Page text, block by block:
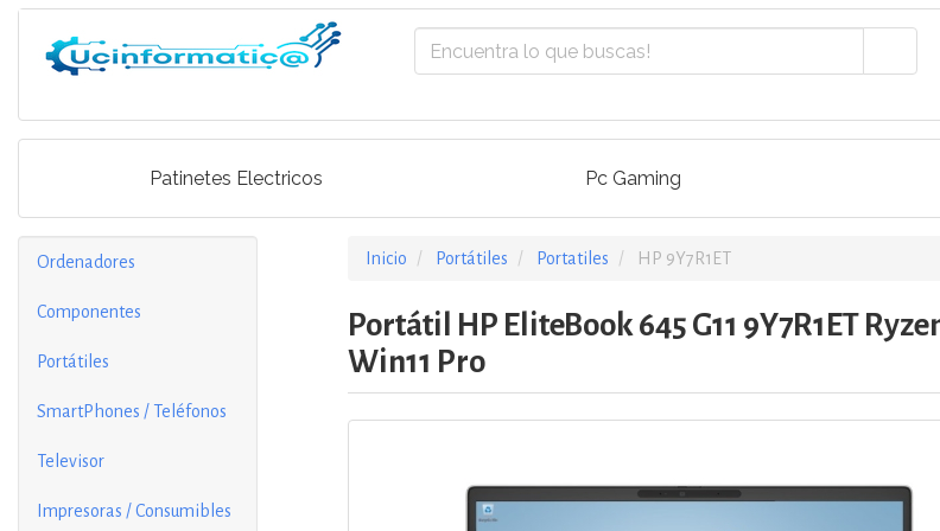
Patinetes Electricos Pc Gaming
Ordenadores
Componentes
Portátiles
SmartPhones / Teléfonos
Televisor
Impresoras / Consumibles
Inicio Portátiles Portatiles HP 9Y7R1ET
Portátil HP EliteBook 645 G11 9Y7R1ET
Win11 Pro